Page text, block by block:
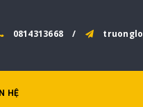
0814313668 /
HỆ